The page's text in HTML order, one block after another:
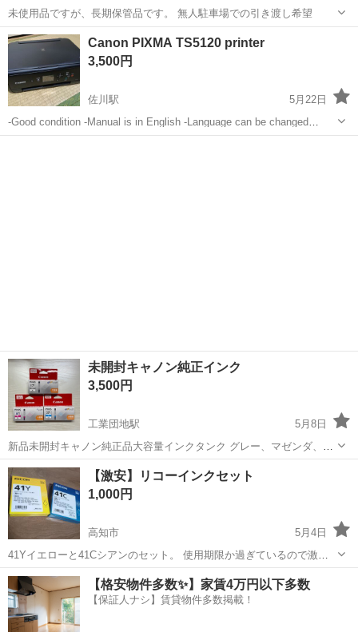
未使用品ですが、長期保管品です。 無人駐車場での引き渡し希望
高知 高知市
Canon PIXMA TS5120 printer
3,500円
佐川駅
5月22日
-Good condition -Manual is in English -Language can be changed
（Japanese, Korea, Turkish etc..） -American in...
未開封キャノン純正インク
3,500円
工業団地駅
5月8日
新品未開封キャノン純正品大容量インクタンク グレー、マゼンダ、シ
アンの3色セット エプソンと間違えて購入したため出品します
高知 宿毛市 工業団地駅 プリンター キャノン
【激安】リコーインクセット
1,000円
高知市
5月4日
41Yイエローと41Cシアンのセット。 使用期限か過ぎているので激安
で、使用には問題ないと思います。
高知 高知市 プリンター インク
【格安物件多数✨】家賃4万円以下多数
【保証人ナシ】賃貸物件多数掲載！